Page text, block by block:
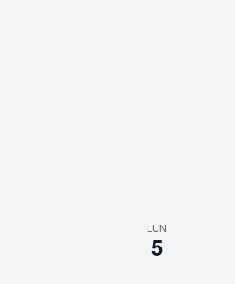
LUN
5